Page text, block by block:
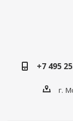
+7 495
г.